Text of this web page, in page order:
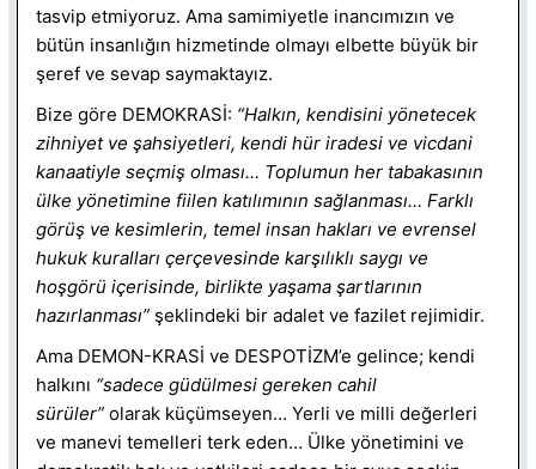
tasvip etmiyoruz. Ama samimiyetle inancımızın ve
bütün insanlığın hizmetinde olmayı elbette büyük bir
şeref ve sevap saymaktayız.
Bize göre DEMOKRASİ: “Halkın, kendisini yönetecek
zihniyet ve şahsiyetleri, kendi hür iradesi ve vicdani
kanaatiyle seçmiş olması… Toplumun her tabakasının
ülke yönetimine fiilen katılımının sağlanması… Farklı
görüş ve kesimlerin, temel insan hakları ve evrensel
hukuk kuralları çerçevesinde karşılıklı saygı ve
hoşgörü içerisinde, birlikte yaşama şartlarının
hazırlanması” şeklindeki bir adalet ve fazilet rejimidir.
Ama DEMON-KRASİ ve DESPOTİZM’e gelince; kendi
halkını “sadece güdülmesi gereken cahil
sürüler” olarak küçümseyen… Yerli ve milli değerleri
ve manevi temelleri terk eden… Ülke yönetimini ve